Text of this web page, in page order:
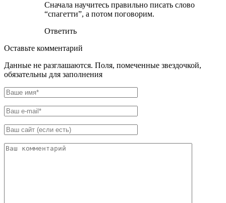
Сначала научитесь правильно писать слово
“спагетти”, а потом поговорим.
Ответить
Оставьте комментарий
Данные не разглашаются. Поля, помеченные звездочкой,
обязательны для заполнения